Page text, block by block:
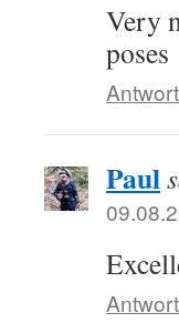
Very
poses
Paul